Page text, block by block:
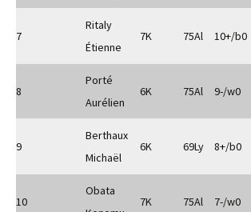
7
Ritaly
Étienne
7K 75Al 10+/b0
8
Porté
Aurélien
6K 75Al 9-/w0
9
Berthaux
Michaël
6K 69Ly 8+/b0
10
Obata
7K 75Al 7-/w0